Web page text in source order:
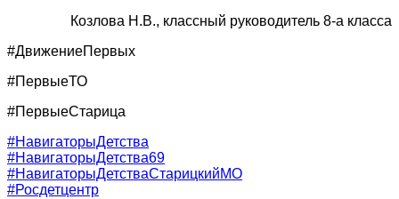
Козлова Н.В., классный руководитель 8-а класса
#ДвижениеПервых
#ПервыеТО
#ПервыеСтарица
#НавигаторыДетства
#НавигаторыДетства69
#НавигаторыДетстваСтарицкийМО
#Росдетцентр